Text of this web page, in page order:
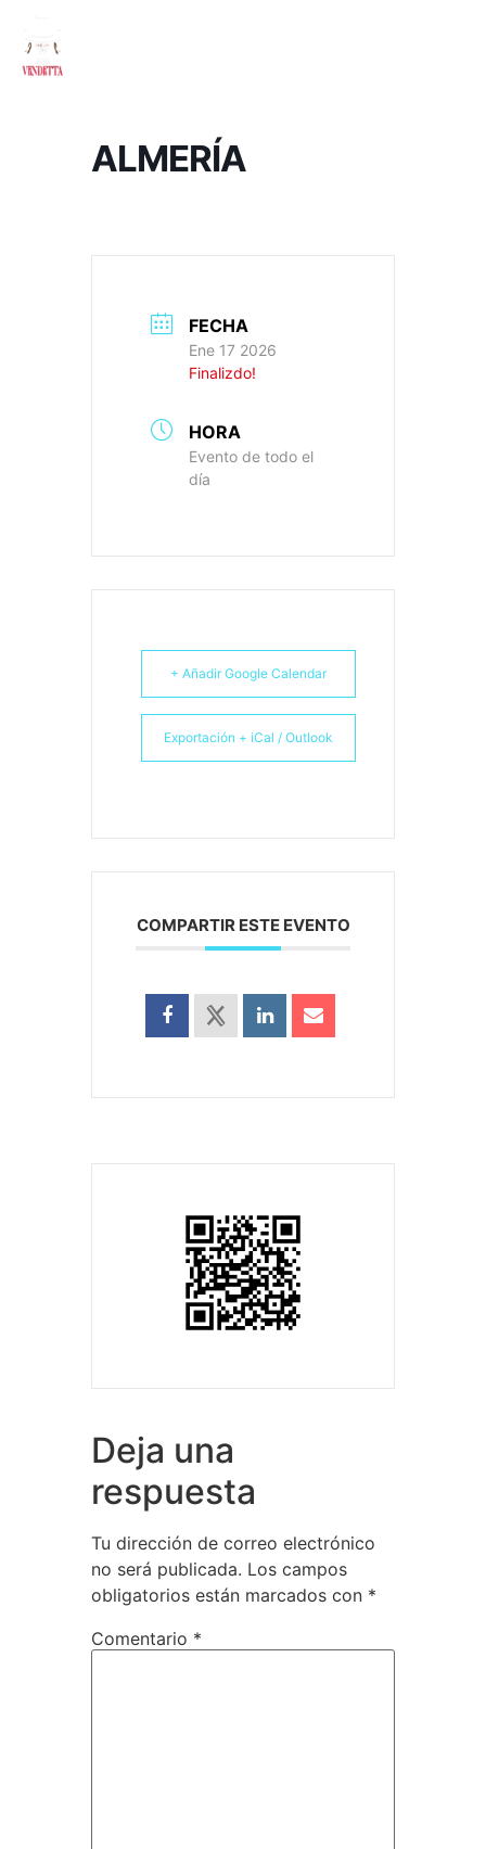
ALMERÍA
FECHA
Ene 17 2026
Finalizdo!
HORA
Evento de todo el
día
+ Añadir Google Calendar
Exportación + iCal / Outlook
COMPARTIR ESTE EVENTO
Deja una
respuesta
Tu dirección de correo electrónico
no será publicada. Los campos
obligatorios están marcados con *
Comentario *